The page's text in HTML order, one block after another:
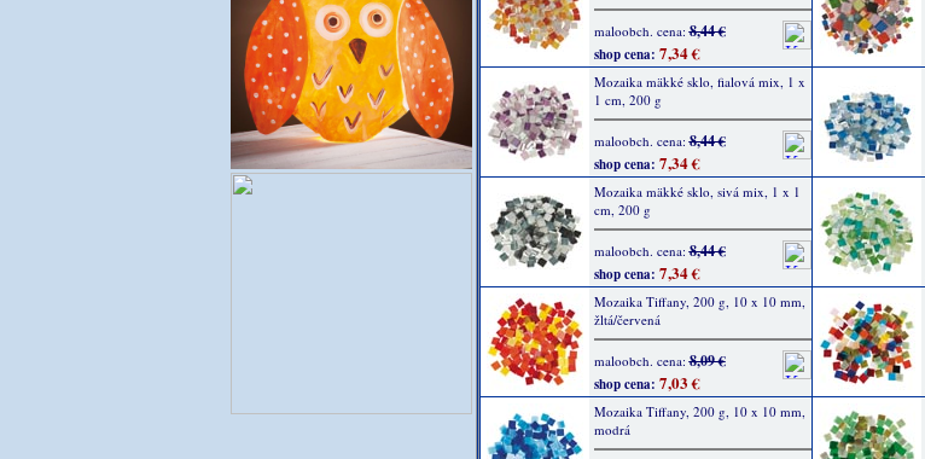
maloobch. cena:8,44 €
shop cena: 7,34 €
Mozaika mäkké sklo, fialová mix, 1 x
1 cm, 200 g
maloobch. cena:8,44 €
shop cena: 7,34 €
Mozaika mäkké sklo, sivá mix, 1 x 1
cm, 200 g
maloobch. cena:8,44 €
shop cena: 7,34 €
Mozaika Tiffany, 200 g, 10 x 10 mm,
žltá/červená
maloobch. cena:8,09 €
shop cena: 7,03 €
Mozaika Tiffany, 200 g, 10 x 10 mm,
modrá